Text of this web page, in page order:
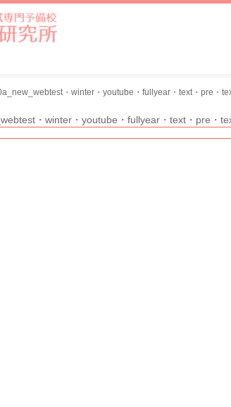
・winter・youtube・fullyear・text・pre・
・winter・youtube・fullyear・text・pre・